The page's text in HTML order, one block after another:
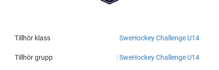
Tillhör klass SweHockey Challenge U14
Tillhör grupp | SweHockey Challenge U14